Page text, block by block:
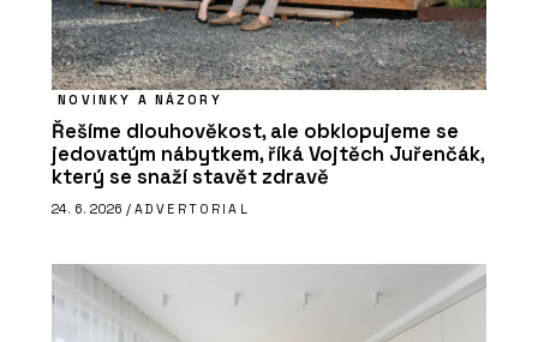
NOVINKY A NÁZORY
Řešíme dlouhověkost, ale obklopujeme se
jedovatým nábytkem, říká Vojtěch Juřenčák,
který se snaží stavět zdravě
24. 6. 2026 / ADVERTORIAL